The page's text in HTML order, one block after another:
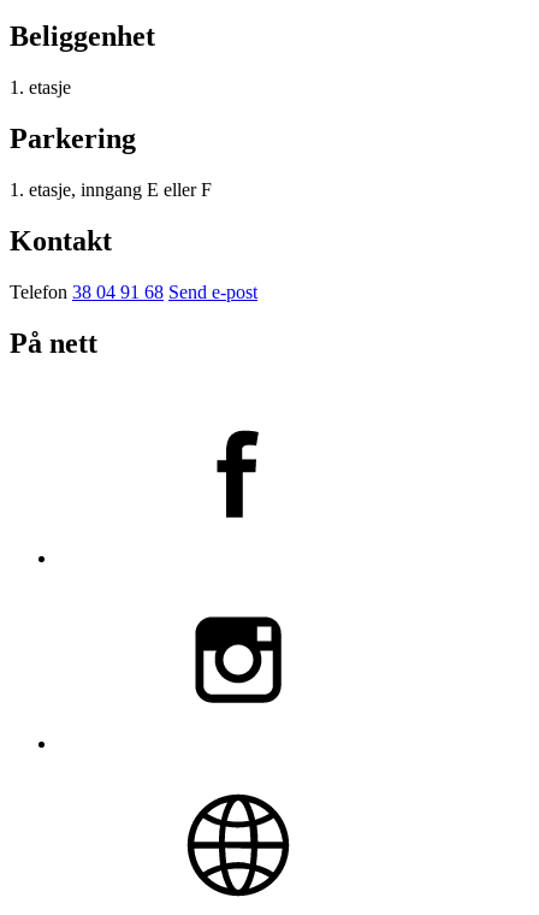
Beliggenhet
1. etasje
Parkering
1. etasje, inngang E eller F
Kontakt
Telefon 38 04 91 68 Send e-post
På nett